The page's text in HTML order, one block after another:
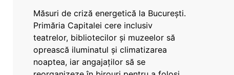
Măsuri de criză energetică la București.
Primăria Capitalei cere inclusiv
teatrelor, bibliotecilor și muzeelor să
oprească iluminatul și climatizarea
noaptea, iar angajaților să se